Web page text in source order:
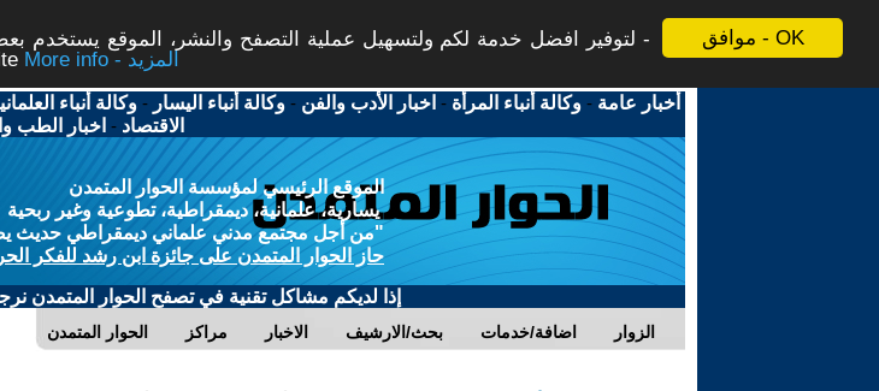
موافق - OK
لتوفير افضل خدمة لكم ولتسهيل عملية التصفح والنشر، الموقع يستخدم
More info - المزيد
أخبار عامة -وكالة أنباء المرأة - اخبار الأدب والفن -وكالة أنباء اليسار -وكالة أنباء
الاقتصاد - اخبار الطب
الموقع الرئيسي لمؤسسة الحوار المتمدن
يسارية، علمانية، ديمقراطية، تطوعية وغير ربحية
"من أجل مجتمع مدني علماني ديمقراطي حديث
حاز الحوار المتمدن على جائزة ابن رشد للفكر
إذا لديكم مشاكل تقنية في تصفح الحوار المتمدن
الحوار المتمدن مراكز الاخبار بحث/الارشيف اضافة/خدمات الزوار